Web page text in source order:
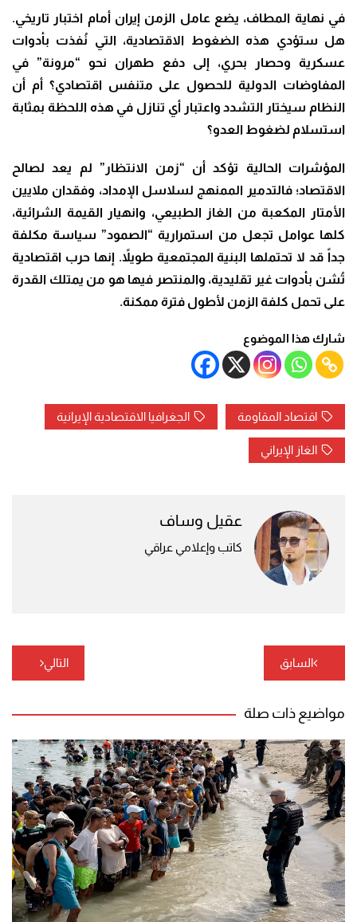
في نهاية المطاف، يضع عامل الزمن إيران أمام اختبار تاريخي.
هل ستؤدي هذه الضغوط الاقتصادية، التي نُفذت بأدوات
عسكرية وحصار بحري، إلى دفع طهران نحو “مرونة” في
المفاوضات الدولية للحصول على متنفس اقتصادي؟ أم أن
النظام سيختار التشدد واعتبار أي تنازل في هذه اللحظة بمثابة
استسلام لضغوط العدو؟
المؤشرات الحالية تؤكد أن “زمن الانتظار” لم يعد لصالح
الاقتصاد؛ فالتدمير الممنهج لسلاسل الإمداد، وفقدان ملايين
الأمتار المكعبة من الغاز الطبيعي، وانهيار القيمة الشرائية،
كلها عوامل تجعل من استمرارية “الصمود” سياسة مكلفة
جداً قد لا تحتملها البنية المجتمعية طويلاً. إنها حرب اقتصادية
تُشن بأدوات غير تقليدية، والمنتصر فيها هو من يمتلك القدرة
على تحمل كلفة الزمن لأطول فترة ممكنة.
شارك هذا الموضوع
اقتصاد المقاومة الجغرافيا الاقتصادية الإيرانية
الغاز الإيراني
عقيل وساف
كاتب وإعلامي عراقي
تصفّح
المقالات
السابق التالي
مواضيع ذات صلة